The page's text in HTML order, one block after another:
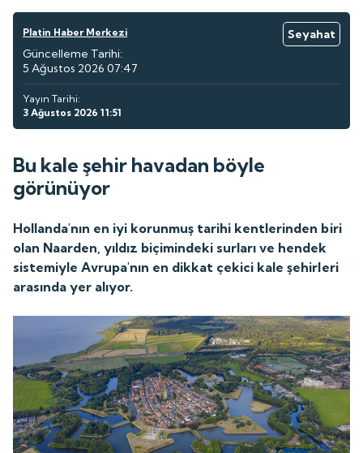
Platin Haber Merkezi
Seyahat
Güncelleme Tarihi:
5 Ağustos 2026 07:47
Yayın Tarihi:
3 Ağustos 2026 11:51
Bu kale şehir havadan böyle
görünüyor
Hollanda'nın en iyi korunmuş tarihi kentlerinden biri
olan Naarden, yıldız biçimindeki surları ve hendek
sistemiyle Avrupa'nın en dikkat çekici kale şehirleri
arasında yer alıyor.